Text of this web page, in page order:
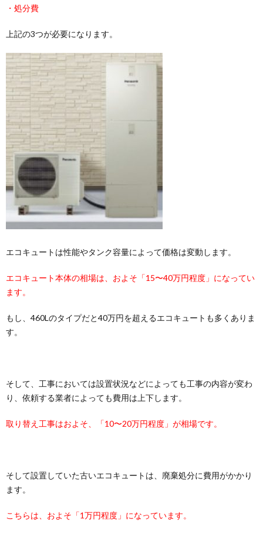
・処分費
上記の3つが必要になります。
エコキュートは性能やタンク容量によって価格は変動します。
エコキュート本体の相場は、およそ「15〜40万円程度」になってい
ます。
もし、460Lのタイプだと40万円を超えるエコキュートも多くありま
す。
そして、工事においては設置状況などによっても工事の内容が変わ
り、依頼する業者によっても費用は上下します。
取り替え工事はおよそ、「10〜20万円程度」が相場です。
そして設置していた古いエコキュートは、廃棄処分に費用がかかり
ます。
こちらは、およそ「1万円程度」になっています。